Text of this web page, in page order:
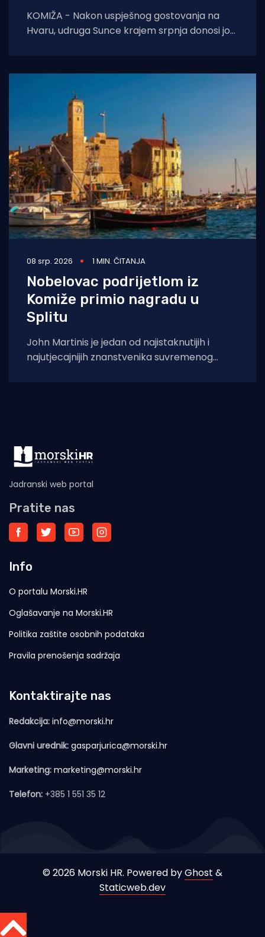
KOMIŽA - Nakon uspješnog gostovanja na
Hvaru, udruga Sunce krajem srpnja donosi još
08 srp. 2026 1 MIN. ČITANJA
Nobelovac podrijetlom iz
Komiže primio nagradu u
Splitu
John Martinis je jedan od najistaknutijih i
najutjecajnijih znanstvenika suvremenog
Jadranski web portal
Pratite nas
Info
O portalu Morski.HR
Oglašavanje na Morski.HR
Politika zaštite osobnih podataka
Pravila prenošenja sadržaja
Kontaktirajte nas
Redakcija: info@morski.hr
Glavni urednik: gasparjurica@morski.hr
Marketing: marketing@morski.hr
Telefon: +385 1 551 35 12
© 2026 Morski HR. Powered byGhost &
Staticweb.dev